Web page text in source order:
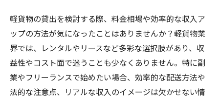
軽貨物の貸出を検討する際、料金相場や効率的な収入ア
ップの方法が気になったことはありませんか？軽貨物業
界では、レンタルやリースなど多彩な選択肢があり、収
益性やコスト面で迷うことも少なくありません。特に副
業やフリーランスで始めたい場合、効率的な配送方法や
法的な注意点、リアルな収入のイメージは欠かせない情